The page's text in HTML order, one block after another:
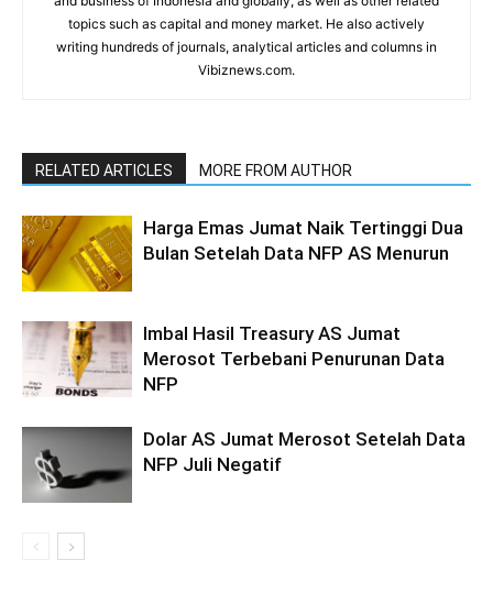
topics such as capital and money market. He also actively
writing hundreds of journals, analytical articles and columns in
Vibiznews.com.
RELATED ARTICLES MORE FROM AUTHOR
Harga Emas Jumat Naik Tertinggi Dua
Bulan Setelah Data NFP AS Menurun
Imbal Hasil Treasury AS Jumat
Merosot Terbebani Penurunan Data
NFP
Dolar AS Jumat Merosot Setelah Data
NFP Juli Negatif